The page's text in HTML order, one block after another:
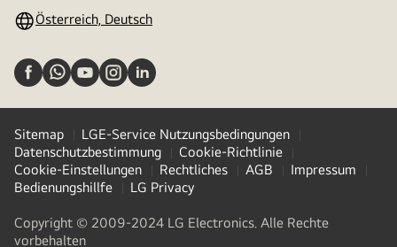
Österreich, Deutsch
Sitemap
LGE-Service Nutzungsbedingungen
Datenschutzbestimmung
Cookie-Richtlinie
Cookie-Einstellungen
Rechtliches AGB
Impressum
Bedienungshillfe
LG Privacy
Copyright © 2009-2024 LG Electronics. Alle Rechte
vorbehalten